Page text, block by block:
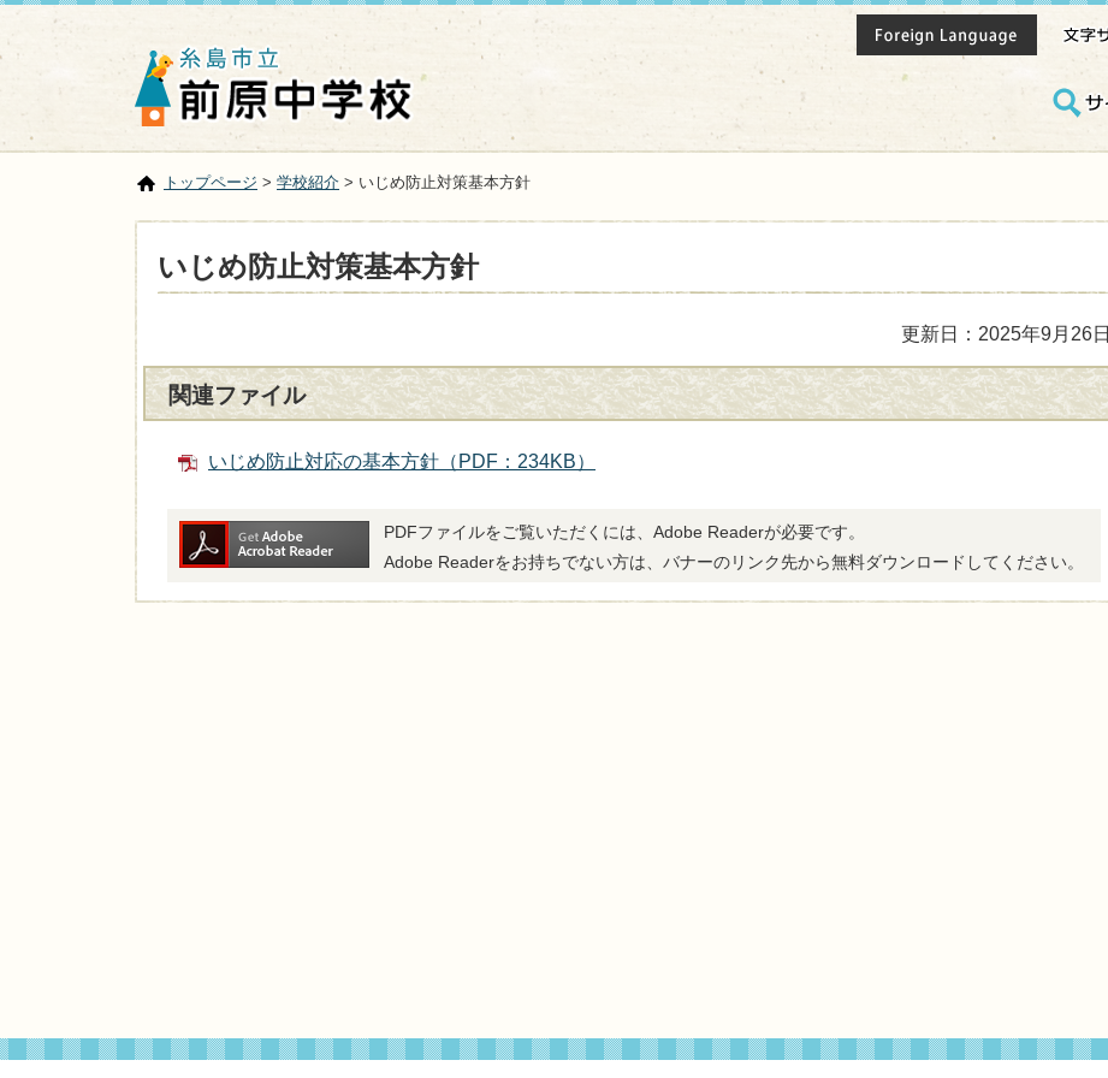
トップページ > 学校紹介 > いじめ防止対策基本方針
いじめ防止対策基本方針
更新日：2025年9月26日
関連ファイル
いじめ防止対応の基本方針（PDF：234KB）
PDFファイルをご覧いただくには、Adobe Readerが必要です。
Adobe Readerをお持ちでない方は、バナーのリンク先から無料ダウンロードしてください。